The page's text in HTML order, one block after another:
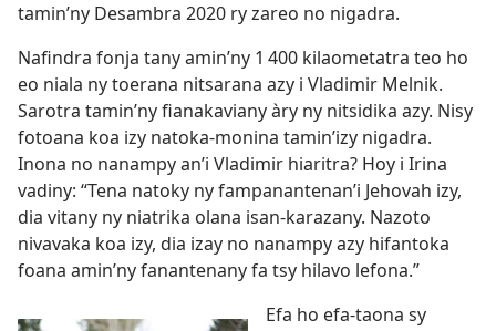
tamin’ny Desambra 2020 ry zareo no nigadra.
Nafindra fonja tany amin’ny 1 400 kilaometatra teo ho
eo niala ny toerana nitsarana azy i Vladimir Melnik.
Sarotra tamin’ny fianakaviany àry ny nitsidika azy. Nisy
fotoana koa izy natoka-monina tamin’izy nigadra.
Inona no nanampy an’i Vladimir hiaritra? Hoy i Irina
vadiny: “Tena natoky ny fampanantenan’i Jehovah izy,
dia vitany ny niatrika olana isan-karazany. Nazoto
nivavaka koa izy, dia izay no nanampy azy hifantoka
foana amin’ny fanantenany fa tsy hilavo lefona.”
Efa ho efa-taona sy